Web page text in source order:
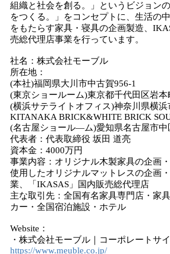
組織と社会を創る。」というビジョン
をつくる。」をコンセプトに、生活の
をもたらす家具・寝具の企画製造、
売総代理店事業を行っています。
社名：株式会社モーブル
所在地：
(本社)福岡県大川市中古賀956-1
​(東京ショールーム)東京都千代田区岩本
(横浜サテライトオフィス)神奈川県横浜
KITANAKA BRICK&WHITE BRICK
(名古屋ショール―ム)愛知県名古屋市中
代表者：代表取締役 坂田 道亮
資本金：4000万円
事業内容：オリジナル木製家具の企画
使用したオリジナルマットレスの企画
業、「IKASAS」国内販売総代理店
主な取引先：全国有名家具専門店・家
カー・全国宿泊施設・ホテル
Website：
・株式会社モーブル｜コーポレートサイ
https://www.meuble.co.jp/